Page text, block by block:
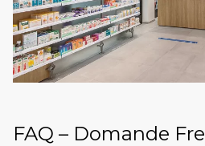
FAQ – Domande